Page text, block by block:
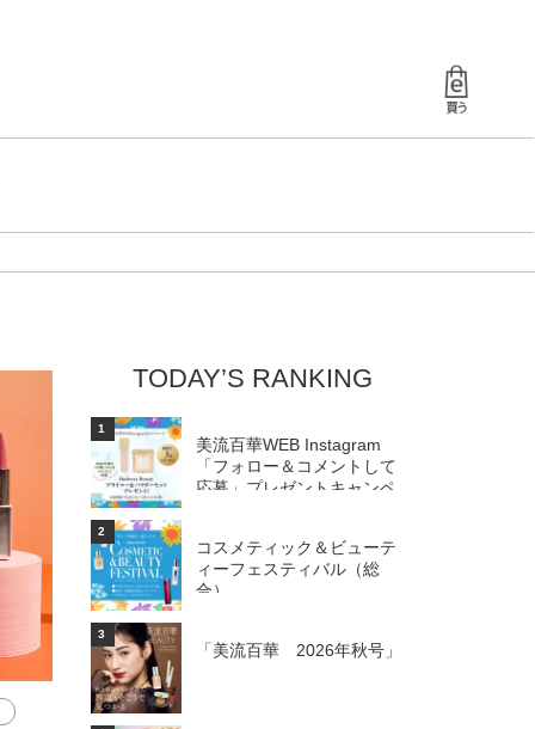
TODAY’S RANKING
1
美流百華WEB Instagram
「フォロー＆コメントして
応募」プレゼントキャンペ
2
コスメティック＆ビューテ
ィーフェスティバル（総
合）
3
「美流百華 2026年秋号」